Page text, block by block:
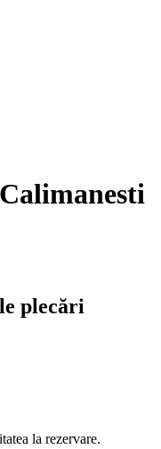
Calimanesti
plecări
la rezervare.